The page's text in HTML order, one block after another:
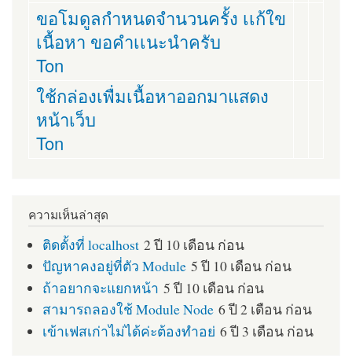
ขอโมดูลกำหนดจำนวนครั้ง เเก้ใข
เนื้อหา ขอคำเเนะนำครับ
Ton
ใช้กล่องเพื่มเนื้อหาออกมาแสดง
หน้าเว็บ
Ton
ความเห็นล่าสุด
ติดตั้งที่ localhost 2 ปี 10 เดือน ก่อน
ปัญหาคงอยู่ที่ตัว Module 5 ปี 10 เดือน ก่อน
ถ้าอยากจะแยกหน้า 5 ปี 10 เดือน ก่อน
สามารถลองใช้ Module Node 6 ปี 2 เดือน ก่อน
เข้าเฟสเก่าไม่ได้ค่ะต้องทำอย่ 6 ปี 3 เดือน ก่อน